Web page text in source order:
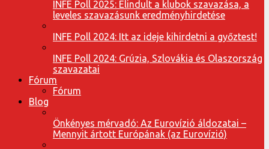
INFE Poll 2025: Elindult a klubok szavazása, a
leveles szavazásunk eredményhirdetése
INFE Poll 2024: Itt az ideje kihirdetni a győztest!
INFE Poll 2024: Grúzia, Szlovákia és Olaszország
szavazatai
Fórum
Fórum
Blog
Önkényes mérvadó: Az Eurovízió áldozatai –
Mennyit ártott Európának (az Eurovízió)